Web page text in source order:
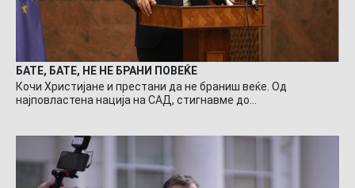
БАТЕ, БАТЕ, НЕ НЕ БРАНИ ПОВЕЌЕ
Кочи Христијане и престани да не браниш веќе. Од
најповластена нација на САД, стигнавме до…